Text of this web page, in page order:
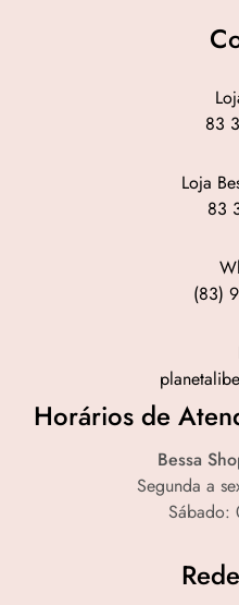
83
Loja
83
(83)
Horários de
Bessa
Segunda a
Sábado: